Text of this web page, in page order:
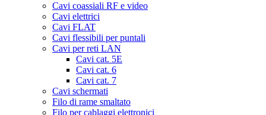
Cavi coassiali RF e video
Cavi elettrici
Cavi FLAT
Cavi flessibili per puntali
Cavi per reti LAN
Cavi cat. 5E
Cavi cat. 6
Cavi cat. 7
Cavi schermati
Filo di rame smaltato
Filo per cablaggi elettronici